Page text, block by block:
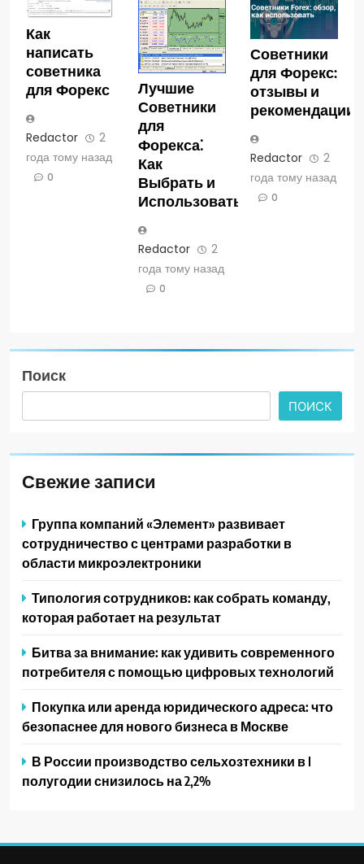
Как
написать
советника
для Форекс
Redactor
2
года тому назад
0
Лучшие
Советники
для
Форекса⁚
Как
Выбрать и
Использовать
Redactor
2
года тому назад
0
Советники
для Форекс:
отзывы и
рекомендации
Redactor
2
года тому назад
0
Поиск
ПОИСК
Свежие записи
Группа компаний «Элемент» развивает
сотрудничество с центрами разработки в
области микроэлектроники
Типология сотрудников: как собрать команду,
которая работает на результат
Битва за внимание: как удивить современного
потребителя с помощью цифровых технологий
Покупка или аренда юридического адреса: что
безопаснее для нового бизнеса в Москве
В России производство сельхозтехники в I
полугодии снизилось на 2,2%